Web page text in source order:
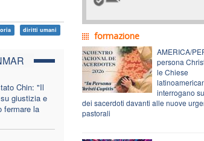
diritti umani
Chin: "Il
giustizia e
fermare la
formazione
AMERICA/
persona
le Chiese
interrogano
dei sacerdoti davanti alle nuove
pastorali